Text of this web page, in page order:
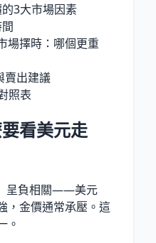
3大市場因素
場擇時：哪個更重
賣出建議
照表
看美元走
呈負相關——美元
，金價通常承壓。這
。